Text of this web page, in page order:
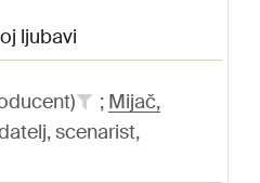
ljubavi
; Mijač,
scenarist,